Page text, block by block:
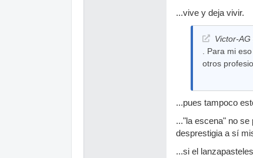
...vive y deja vivir.
Victor-
. Para mi
otros
...pues tampoco
..."la escena" no
desprestigia a sí
...si el